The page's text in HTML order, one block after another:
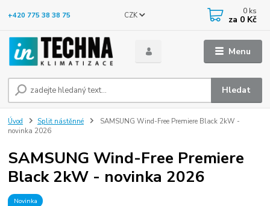
Menu
CZK
Hledat
+420 775 38 38 75 0 ks
za 0 Kč
Úvod Split nástěnné
SAMSUNG Wind-Free Premiere Black 2kW -
novinka 2026
SAMSUNG Wind-Free Premiere
Black 2kW - novinka 2026
Novinka